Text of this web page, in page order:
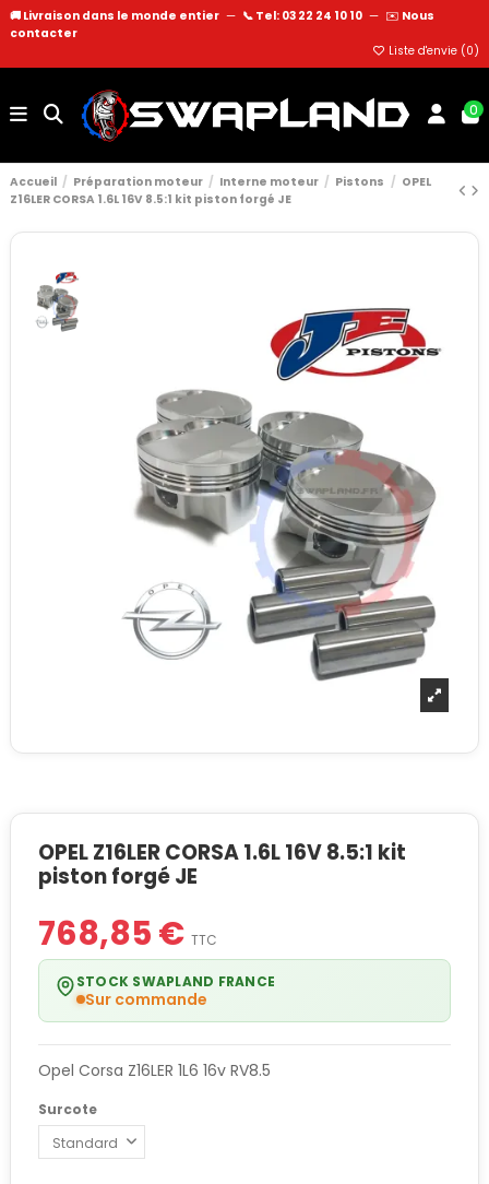
🚚 Livraison dans le monde entier — 📞 Tel: 03 22 24 10 10 — ✉️ Nous
contacter
Liste d'envie (0)
0
Accueil Préparation moteur Interne moteur Pistons
OPEL
Z16LER CORSA 1.6L 16V 8.5:1 kit piston forgé JE
OPEL Z16LER CORSA 1.6L 16V 8.5:1 kit
piston forgé JE
768,85 € TTC
STOCK SWAPLAND FRANCE
Sur commande
Opel Corsa Z16LER 1L6 16v RV8.5
Surcote